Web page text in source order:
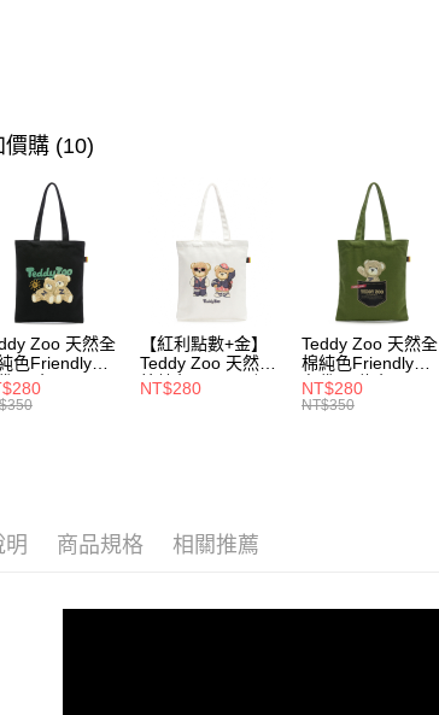
價購 (10)
Zoo 天然全
色Friendly帆
-黑色
【紅利點數+金】
Teddy Zoo 天然全
棉純色Friendly帆
布袋-白色
NT$280
Teddy Zoo 天然全
棉純色Friendly帆
布袋-軍綠色
(TZB107)
NT$280
NT$350
明 商品規格 相關推薦